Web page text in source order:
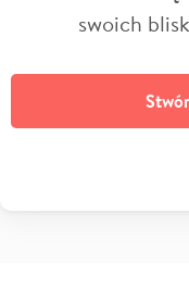
swoich